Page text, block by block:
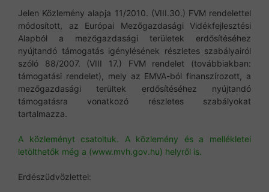
Jelen Közlemény alapja 11/2010. (VIII.30.) FVM rendelettel
módosított, az Európai Mezőgazdasági Vidékfejlesztési
Alapból a mezőgazdasági területek erdősítéséhez
nyújtandó támogatás igénylésének részletes szabályairól
szóló 88/2007. (VIII 17.) FVM rendelet (továbbiakban:
támogatási rendelet), mely az EMVA-ból finanszírozott, a
mezőgazdasági terültek erdősítéséhez nyújtandó
támogatásra vonatkozó részletes szabályokat
tartalmazza.
A közleményt csatoltuk. A közlemény és a mellékletei
letölthetők még a (www.mvh.gov.hu) helyről is.
Erdészüdvözlettel: